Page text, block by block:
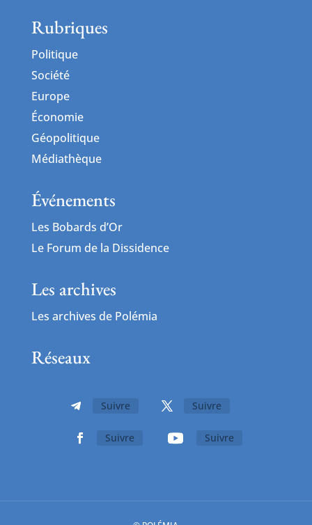
Rubriques
Politique
Société
Europe
Économie
Géopolitique
Médiathèque
Événements
Les Bobards d’Or
Le Forum de la Dissidence
Les archives
Les archives de Polémia
Réseaux
Suivre Suivre
Suivre Suivre